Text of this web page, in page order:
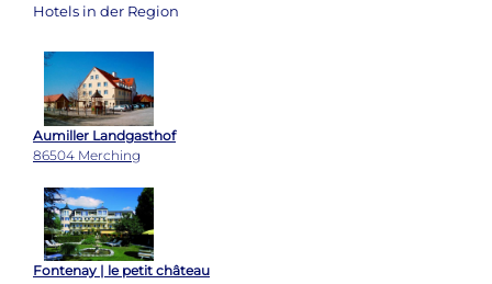
Hotels in der Region
Aumiller Landgasthof
86504 Merching
Fontenay | le petit château